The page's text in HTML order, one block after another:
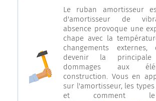
Le ruban amortisseur
d'amortisseur de
absence provoque une
chape avec la
changements
devenir la
dommages aux
construction. Vous en
sur l'amortisseur, les
et comment